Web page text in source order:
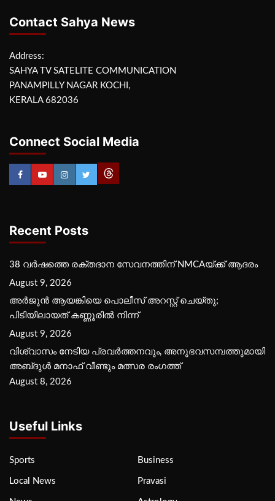
Contact Sahya News
Address:
SAHYA TV SATELITE COMMUNICATION
PANAMPILLY NAGAR KOCHI,
KERALA 682036
Connect Social Media
Recent Posts
38 വർഷത്തെ രക്തദാന സേവനത്തിന് NMCAയ്ക്ക് ആദരം
August 9, 2026
അർജുൻ ആയങ്കിയെ പൊലീസ് അറസ്റ്റ് ചെയ്‌തു;
പിടിയിലായത് കണ്ണൂരിൽ നിന്ന്
August 9, 2026
വിശ്വാസം നേടിയ പ്രവർത്തനവും, അനുഭവസമ്പത്തുമായി
അബ്‌ദുൾ മനാഫ് വീണ്ടും മത്സര രംഗത്ത്
August 8, 2026
Useful Links
Sports Business
Local News Pravasi